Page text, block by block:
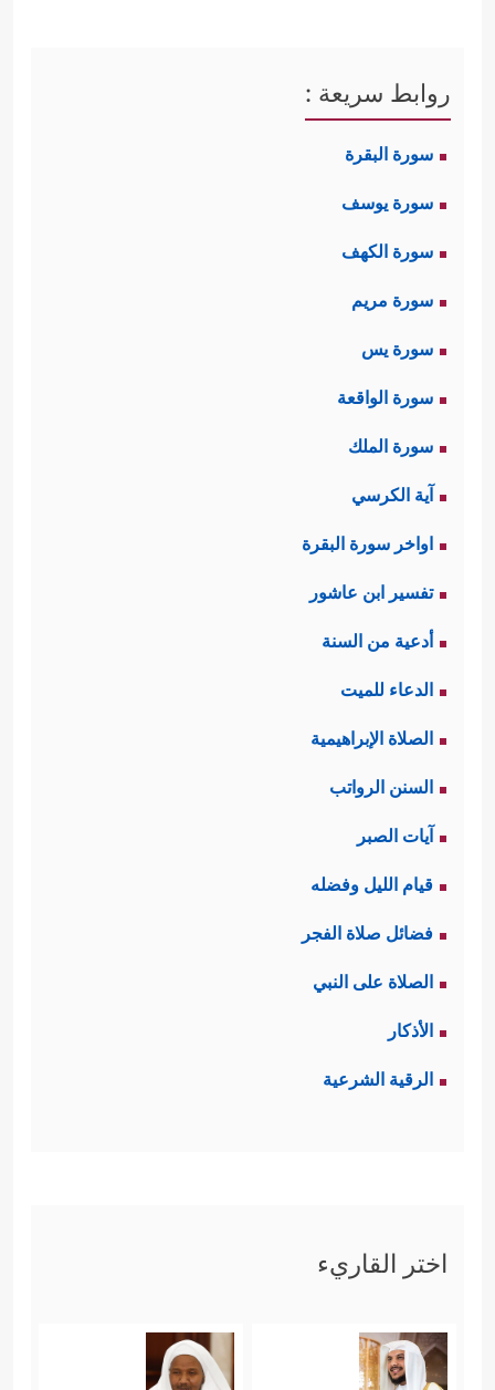
روابط سريعة :
سورة البقرة
سورة يوسف
سورة الكهف
سورة مريم
سورة يس
سورة الواقعة
سورة الملك
آية الكرسي
اواخر سورة البقرة
تفسير ابن عاشور
أدعية من السنة
الدعاء للميت
الصلاة الإبراهيمية
السنن الرواتب
آيات الصبر
قيام الليل وفضله
فضائل صلاة الفجر
الصلاة على النبي
الأذكار
الرقية الشرعية
اختر القاريء